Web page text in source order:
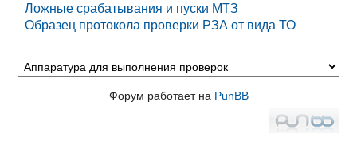
Ложные срабатывания и пуски МТЗ
Образец протокола проверки РЗА от вида ТО
Форум работает на PunBB